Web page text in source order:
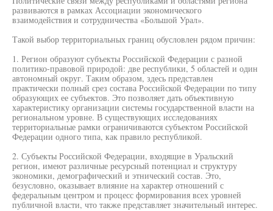
развиваются в рамках Ассоциации экономического
взаимодействия и сотрудничества «Большой Урал».
Такой выбор территориальных границ обусловлен рядом причин:
1. Регион образуют субъекты Российской Федерации с разной
политико-правовой природой: две республики, 5 областей и один
автономный округ. Таким образом, здесь представлен
практически полный срез состава Российской Федерации по типу
образующих ее субъектов. Это позволяет дать объективную
характеристику организации системы государственной власти на
региональном уровне. В существующих исследованиях
территориальные рамки ограничиваются субъектом Российской
Федерации одного типа, как правило республикой.
2. Субъекты Российской Федерации, входящие в Уральский
регион, имеют различные ресурсный потенциал и структуру
экономики, демографический и этнический состав. Это,
безусловно, оказывает влияние на характер отношений с
федеральным центром и процесс формирования всех уровней
публичной власти, что также представляет значительный интерес.